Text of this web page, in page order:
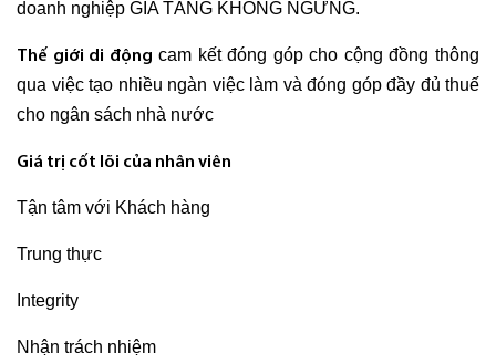
doanh nghiệp GIA TĂNG KHÔNG NGỪNG.
Thế giới di động cam kết đóng góp cho cộng đồng thông
qua việc tạo nhiều ngàn việc làm và đóng góp đầy đủ thuế
cho ngân sách nhà nước
Giá trị cốt lõi của nhân viên
Tận tâm với Khách hàng
Trung thực
Integrity
Nhận trách nhiệm